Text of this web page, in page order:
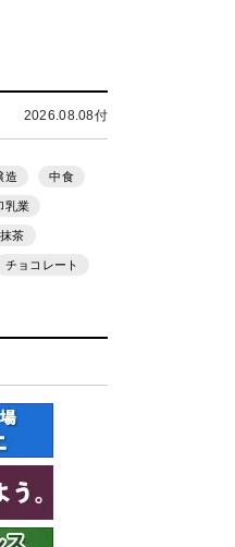
2026.08.08付
造 中食
乳業
抹茶
チョコレート